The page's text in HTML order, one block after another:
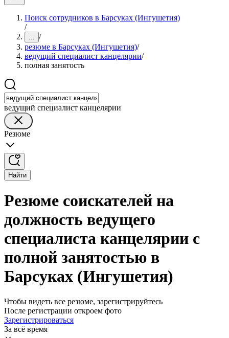
Поиск сотрудников в Барсуках (Ингушетия)
/
... /
резюме в Барсуках (Ингушетия)/
ведущий специалист канцелярии/
полная занятость
ведущий специалист канцелярии
Резюме
Найти
Резюме соискателей на
должность ведущего
специалиста канцелярии с
полной занятостью в
Барсуках (Ингушетия)
Чтобы видеть все резюме, зарегистрируйтесь
После регистрации откроем фото
Зарегистрироваться
За всё время